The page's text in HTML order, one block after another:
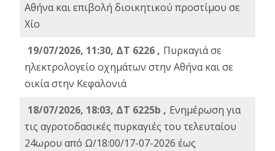
Αθήνα και επιβολή διοικητικού προστίμου σε
Χίο
19/07/2026, 11:30, ΔΤ 6226 , Πυρκαγιά σε
ηλεκτρολογείο οχημάτων στην Αθήνα και σε
οικία στην Κεφαλονιά
18/07/2026, 18:03, ΔΤ 6225b , Ενημέρωση για
τις αγροτοδασικές πυρκαγιές του τελευταίου
24ωρου από Ω/18:00/17-07-2026 έως